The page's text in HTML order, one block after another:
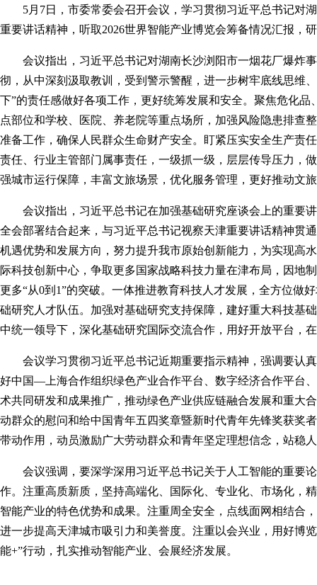
5月 7日，市委常委会召开会议， 学习贯彻习近平总书记对
重要讲话精神， 听取2026世界智能产业博览会筹备情况汇报，
会议指出，习近平总书记对湖南长沙浏阳市一烟花厂爆炸
彻，从中深刻汲取教训，受到警示警醒，进一步树牢底线思维
下”的责任感做好各项工作，更好统筹发展和安全。 聚焦危化品
点部位和学校、医院、养老院等重点场所，加强风险隐患排查
准备工作，确保人民群众生命财产安全。
盯紧压实安全生产责任
责任、行业主管部门属事责任，一级抓一级，层层传导压力，
强城市运行保障，丰富文旅场景，优化服务管理，更好推动文
会议指出 ，习近平总书记在加强基础研究座谈会上的重要
全会部署结合起来，与习近平总书记视察天津重要讲话精神贯
机遇优势和发展方向， 努力提升我市原始创新能力，为实现高
际科技创新中心，争取更多国家战略科技力量在津布局，因地
更多“从0到1”的突破。 一体推进教育科技人才发展，全方位做
础研究人才队伍。加强对基础研究支持保障， 建好重大科技基
中统一领导下，深化基础研究国际交流合作，用好开放平台，
会议学习贯彻习近平总书记近期重要指示精神，强调要认
好中国—上海合作组织绿色产业合作平台、数字经济合作平台
术共同研发和成果推广，推动绿色产业供应链融合发展和重大
动群众的慰问和给中国青年五四奖章暨新时代青年先锋奖获奖
带动作用，动员激励广大劳动群众和青年坚定理想信念，站稳
会议强调，要深学深用习近平总书记关于人工智能的重要
作。注重高质新质，坚持高端化、国际化、专业化、市场化，
智能产业的特色优势和成果。注重周全安全，点线面网相结合
进一步提高天津城市吸引力和美誉度。 注重以会兴业，用好博
能+”行动，扎实推动智能产业、会展经济发展。